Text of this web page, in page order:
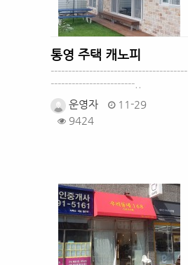
통영 주택 캐노피
---------------------------------------
------------------------..
운영자
11-29
9424